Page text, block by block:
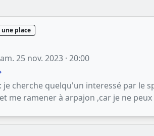
une place
25 nov. 2023 · 20:00
je cherche quelqu'un interessé par le
me ramener à arpajon ,car je ne